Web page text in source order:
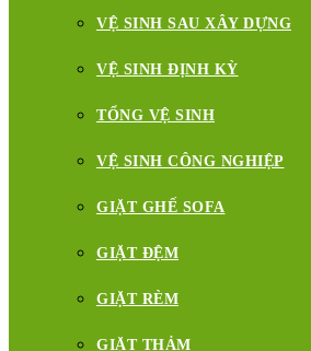
VỆ SINH SAU XÂY DỰNG
VỆ SINH ĐỊNH KỲ
TỔNG VỆ SINH
VỆ SINH CÔNG NGHIỆP
GIẶT GHẾ SOFA
GIẶT ĐỆM
GIẶT RÈM
GIẶT THẢM